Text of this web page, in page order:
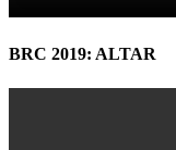
BRC 2019: ALTAR